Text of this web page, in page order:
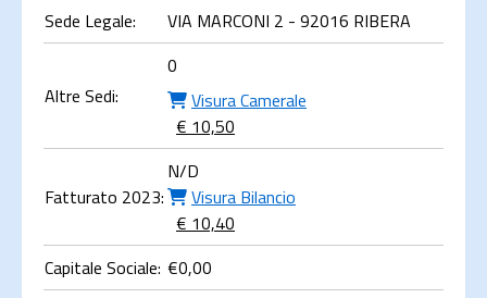
Sede Legale:
VIA MARCONI 2 - 92016 RIBERA
Altre Sedi:
0
Visura Camerale
€ 10,50
Fatturato 2023:
N/D
Visura Bilancio
€ 10,40
Capitale Sociale: €0,00